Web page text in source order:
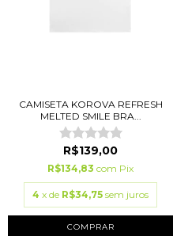
CAMISETA KOROVA REFRESH
MELTED SMILE BRA...
R$139,00
R$134,83 com Pix
4 x de R$34,75 sem juros
COMPRAR